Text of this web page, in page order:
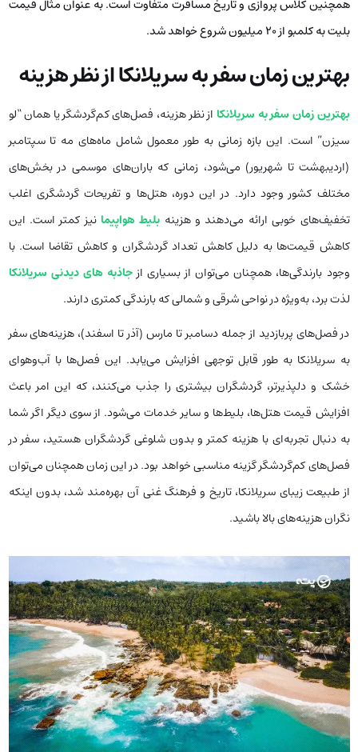
همچنین کلاس پروازی و تاریخ مسافرت متفاوت است. به عنوان مثال قیمت
بلیت به کلمبو از 20 میلیون شروع خواهد شد.
بهترین زمان سفر به سریلانکا از نظر هزینه
بهترین زمان سفر به سریلانکا از نظر هزینه، فصل‌های کم‌گردشگر یا همان “لو
سیزن” است. این بازه زمانی به طور معمول شامل ماه‌های مه تا سپتامبر
(اردیبهشت تا شهریور) می‌شود، زمانی که باران‌های موسمی در بخش‌های
مختلف کشور وجود دارد. در این دوره، هتل‌ها و تفریحات گردشگری اغلب
تخفیف‌های خوبی ارائه می‌دهند و هزینه بلیط هواپیما نیز کمتر است. این
کاهش قیمت‌ها به دلیل کاهش تعداد گردشگران و کاهش تقاضا است. با
وجود بارندگی‌ها، همچنان می‌توان از بسیاری ازجاذبه های دیدنی سریلانکا
لذت برد، به‌ویژه در نواحی شرقی و شمالی که بارندگی کمتری دارند.
در فصل‌های پربازدید از جمله دسامبر تا مارس (آذر تا اسفند)، هزینه‌های سفر
به سریلانکا به طور قابل توجهی افزایش می‌یابد. این فصل‌ها با آب‌وهوای
خشک و دلپذیرتر، گردشگران بیشتری را جذب می‌کنند، که این امر باعث
افزایش قیمت هتل‌ها، بلیط‌ها و سایر خدمات می‌شود. از سوی دیگر اگر شما
به دنبال تجربه‌ای با هزینه کمتر و بدون شلوغی گردشگران هستید، سفر در
فصل‌های کم‌گردشگر گزینه مناسبی خواهد بود. در این زمان همچنان می‌توان
از طبیعت زیبای سریلانکا، تاریخ و فرهنگ غنی آن بهره‌مند شد، بدون اینکه
نگران هزینه‌های بالا باشید.